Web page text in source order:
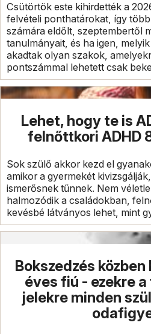
Csütörtök este kihirdették a
felvételi ponthatárokat, így
számára eldőlt, szeptembertől
tanulmányait, és ha igen,
akadtak olyan szakok,
pontszámmal lehetett csak
Lehet, hogy te is
felnőttkori ADHD
Sok szülő akkor kezd el
amikor a gyermekét
ismerősnek tűnnek. Nem
halmozódik a családokban,
kevésbé látványos lehet, mint
Bokszedzés
éves fiú - ezekre
jelekre minden